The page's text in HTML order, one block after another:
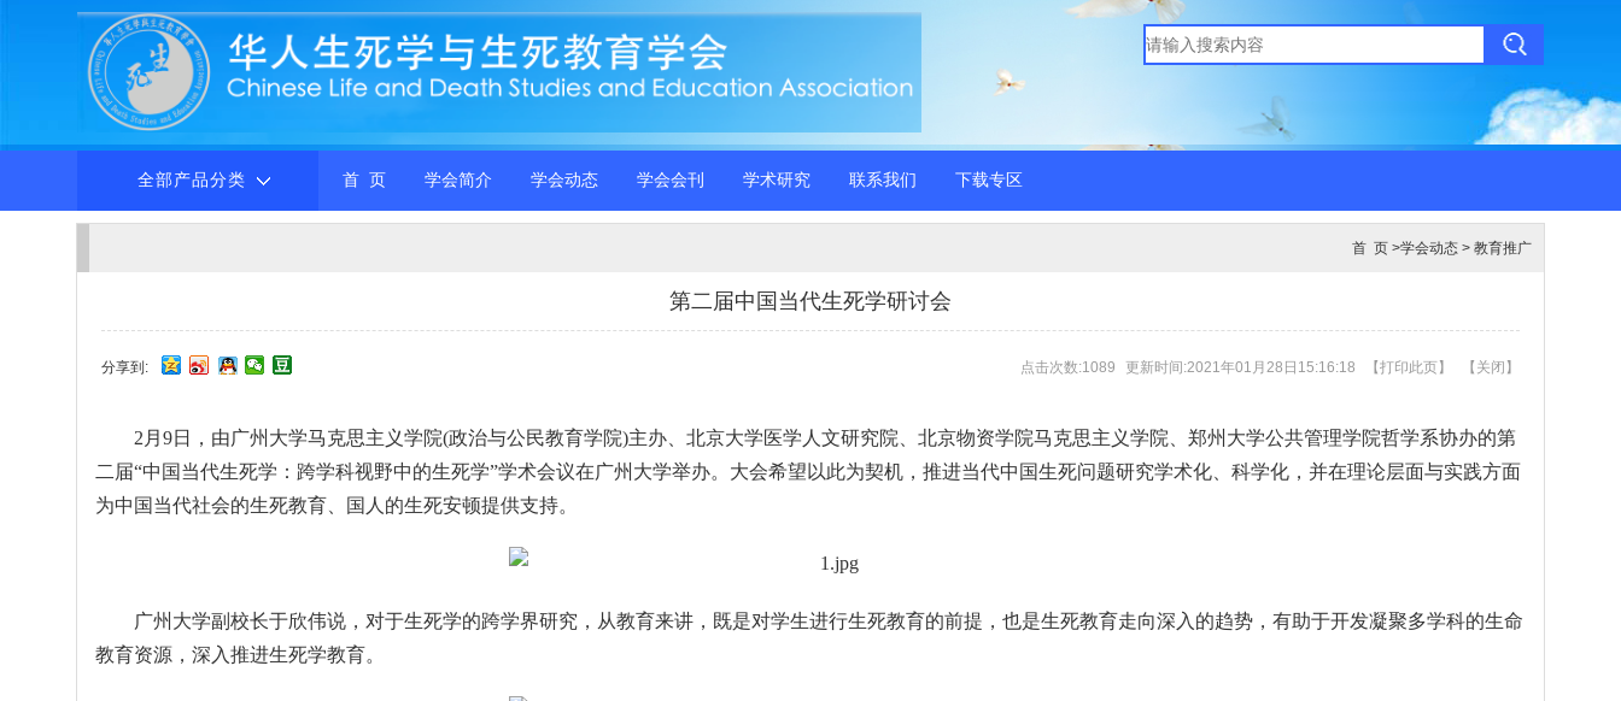
全部产品分类 首 页 学会简介 学会动态 学会会刊 学术研究 联系我们 下载专区
首 页 >学会动态 > 教育推广
第二届中国当代生死学研讨会
分享到: 点击次数:1089 更新时间:2021年01月28日15:16:18 【打印此页】 【 关闭 】
2月9日，由广州大学马克思主义学院(政治与公民教育学院)主办、北京大学医学人文研究院、北京物资学院马克思主义学院、郑州大学公共管理学院哲学系协办的第
二届“中国当代生死学：跨学科视野中的生死学”学术会议在广州大学举办。大会希望以此为契机，推进当代中国生死问题研究学术化、科学化，并在理论层面与实践方面
为中国当代社会的生死教育、国人的生死安顿提供支持。
广州大学副校长于欣伟说，对于生死学的跨学界研究，从教育来讲，既是对学生进行生死教育的前提，也是生死教育走向深入的趋势，有助于开发凝聚多学科的生命
教育资源，深入推进生死学教育。